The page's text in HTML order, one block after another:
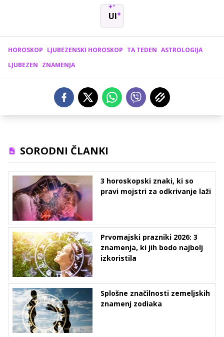
UI
HOROSKOP LJUBEZENSKI HOROSKOP TA TEDEN ASTROLOGIJA
LJUBEZEN ZNAMENJA
SORODNI ČLANKI
3 horoskopski znaki, ki so
pravi mojstri za odkrivanje laži
Prvomajski prazniki 2026: 3
znamenja, ki jih bodo najbolj
izkoristila
Splošne značilnosti zemeljskih
znamenj zodiaka